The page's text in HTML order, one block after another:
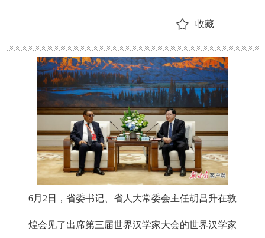
收藏
6月2日，省委书记、省人大常委会主任胡昌升在敦
煌会见了出席第三届世界汉学家大会的世界汉学家